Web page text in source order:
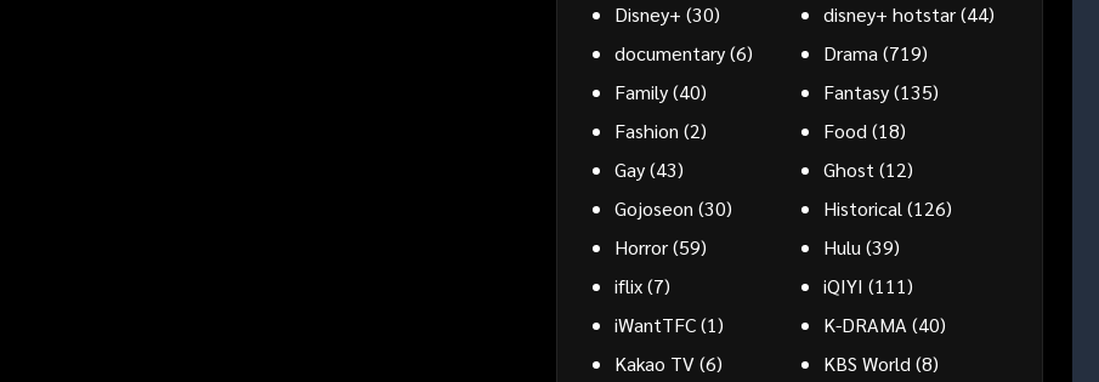
Disney+ (30) disney+ hotstar(44)
documentary(6) Drama (719)
Family(40) Fantasy(135)
Fashion (2) Food (18)
Gay(43) Ghost (12)
Gojoseon (30) Historical (126)
Horror(59) Hulu (39)
iflix(7) iQIYI (111)
iWantTFC(1) K-DRAMA (40)
Kakao TV(6) KBS World (8)